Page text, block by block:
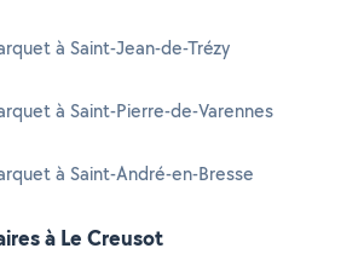
à Saint-Jean-de-Trézy
à Saint-Pierre-de-Varennes
à Saint-André-en-Bresse
à Le Creusot